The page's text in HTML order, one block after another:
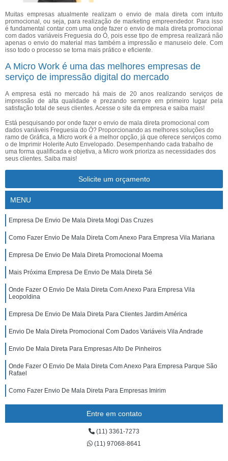
Muitas empresas atualmente realizam o envio de mala direta com intuito
promocional, ou seja, para realização de marketing empreendedor. Para isso
é fundamental contar com uma onde fazer o envio de mala direta promocional
com dados variáveis Freguesia do Ó, pois esse tipo de empresa realizará não
apenas o envio do material mas também a impressão e manuseio dele. Com
isso todo o processo se torna mais prático e eficiente.
A Micro Work é uma das melhores empresas de
serviço de impressão digital do mercado
A empresa está no mercado há mais de 20 anos realizando serviços de
impressão de alta qualidade e prezando sempre em primeiro lugar pela
satisfação total de seus clientes. Acesse o site da empresa e saiba mais!
Está pesquisando por onde fazer o envio de mala direta promocional com
dados variáveis Freguesia do Ó? Proporcionando as melhores soluções do
ramo de Gráfica, a Micro work é a melhor opção, já que oferece serviços como
o de Imprimir Holerite Auto Envelopado. Desempenhando cada trabalho de
uma forma qualificada e objetiva, a Micro work prioriza as necessidades dos
seus clientes. Saiba mais!
Solicite um orçamento
MENU
Empresa De Envio De Mala Direta Mogi Das Cruzes
Como Fazer Envio De Mala Direta Com Anexo Para Empresa Vila Mariana
Empresa De Envio De Mala Direta Promocional Moema
Mais Próxima Empresa De Envio De Mala Direta Sé
Onde Fazer O Envio De Mala Direta Com Anexo Para Empresa Vila
Leopoldina
Empresa De Envio De Mala Direta Para Clientes Jardim América
Envio De Mala Direta Promocional Com Dados Variáveis Vila Andrade
Envio De Mala Direta Para Empresas Alto De Pinheiros
Onde Fazer O Envio De Mala Direta Com Anexo Para Empresa Parque São
Rafael
Como Fazer Envio De Mala Direta Para Empresas Imirim
Entre em contato
(11) 3361-7273
(11) 97068-8641